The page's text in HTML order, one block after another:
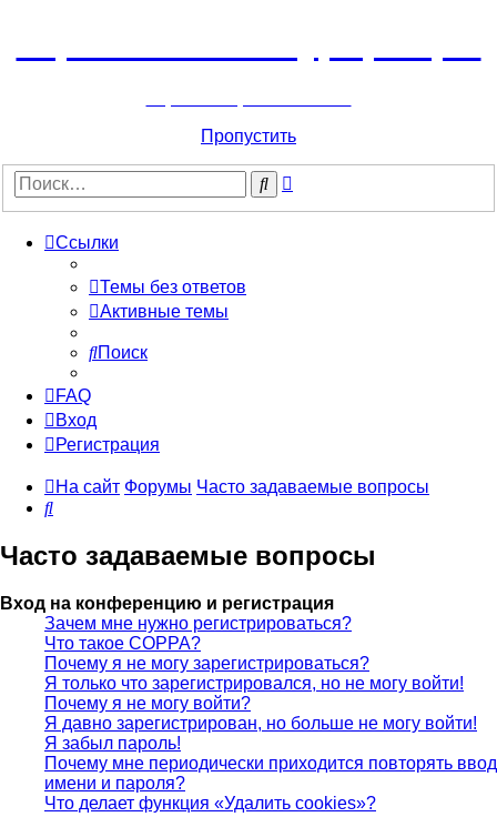
Пропустить
Поиск
Ссылки
Темы без ответов
Активные темы
Поиск
FAQ
Вход
Регистрация
На сайт Форумы Часто задаваемые вопросы
Поиск
Часто задаваемые вопросы
Вход на конференцию и регистрация
Зачем мне нужно регистрироваться?
Что такое COPPA?
Почему я не могу зарегистрироваться?
Я только что зарегистрировался, но не могу войти!
Почему я не могу войти?
Я давно зарегистрирован, но больше не могу войти!
Я забыл пароль!
Почему мне периодически приходится повторять ввод
имени и пароля?
Что делает функция «Удалить cookies»?